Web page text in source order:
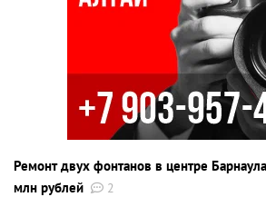
Ремонт двух фонтанов в центре
млн рублей
2